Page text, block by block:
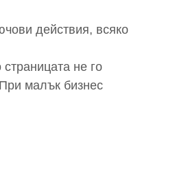
действия, всяко
не го
малък бизнес